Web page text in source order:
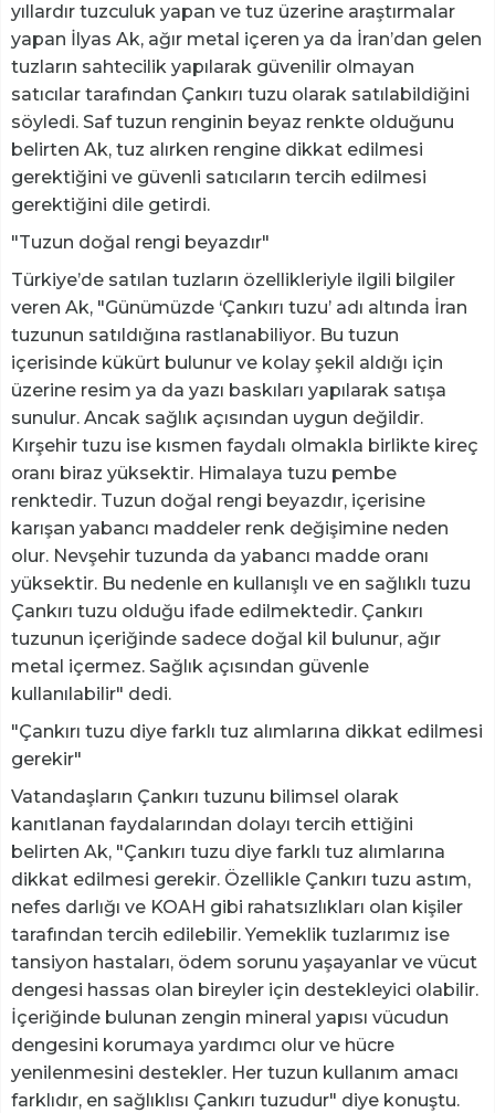
yıllardır tuzculuk yapan ve tuz üzerine araştırmalar
yapan İlyas Ak, ağır metal içeren ya da İran’dan gelen
tuzların sahtecilik yapılarak güvenilir olmayan
satıcılar tarafından Çankırı tuzu olarak satılabildiğini
söyledi. Saf tuzun renginin beyaz renkte olduğunu
belirten Ak, tuz alırken rengine dikkat edilmesi
gerektiğini ve güvenli satıcıların tercih edilmesi
gerektiğini dile getirdi.
"Tuzun doğal rengi beyazdır"
Türkiye’de satılan tuzların özellikleriyle ilgili bilgiler
veren Ak, "Günümüzde ‘Çankırı tuzu’ adı altında İran
tuzunun satıldığına rastlanabiliyor. Bu tuzun
içerisinde kükürt bulunur ve kolay şekil aldığı için
üzerine resim ya da yazı baskıları yapılarak satışa
sunulur. Ancak sağlık açısından uygun değildir.
Kırşehir tuzu ise kısmen faydalı olmakla birlikte kireç
oranı biraz yüksektir. Himalaya tuzu pembe
renktedir. Tuzun doğal rengi beyazdır, içerisine
karışan yabancı maddeler renk değişimine neden
olur. Nevşehir tuzunda da yabancı madde oranı
yüksektir. Bu nedenle en kullanışlı ve en sağlıklı tuzu
Çankırı tuzu olduğu ifade edilmektedir. Çankırı
tuzunun içeriğinde sadece doğal kil bulunur, ağır
metal içermez. Sağlık açısından güvenle
kullanılabilir" dedi.
"Çankırı tuzu diye farklı tuz alımlarına dikkat edilmesi
gerekir"
Vatandaşların Çankırı tuzunu bilimsel olarak
kanıtlanan faydalarından dolayı tercih ettiğini
belirten Ak, "Çankırı tuzu diye farklı tuz alımlarına
dikkat edilmesi gerekir. Özellikle Çankırı tuzu astım,
nefes darlığı ve KOAH gibi rahatsızlıkları olan kişiler
tarafından tercih edilebilir. Yemeklik tuzlarımız ise
tansiyon hastaları, ödem sorunu yaşayanlar ve vücut
dengesi hassas olan bireyler için destekleyici olabilir.
İçeriğinde bulunan zengin mineral yapısı vücudun
dengesini korumaya yardımcı olur ve hücre
yenilenmesini destekler. Her tuzun kullanım amacı
farklıdır, en sağlıklısı Çankırı tuzudur" diye konuştu.